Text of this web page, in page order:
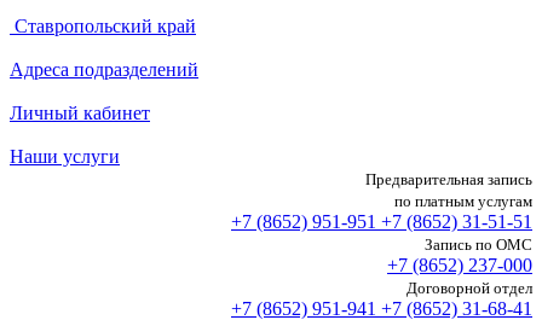
Ставропольский край
Адреса подразделений
Личный кабинет
Наши услуги
Предварительная запись
по платным услугам
+7 (8652) 951-951 +7 (8652) 31-51-51
Запись по ОМС
+7 (8652) 237-000
Договорной отдел
+7 (8652) 951-941 +7 (8652) 31-68-41